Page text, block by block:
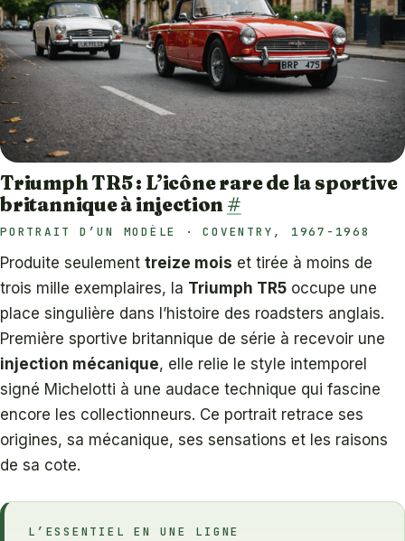
Triumph TR5 : L’icône rare de la sportive
britannique à injection #
PORTRAIT D’UN MODÈLE · COVENTRY, 1967-1968
Produite seulement treize mois et tirée à moins de
trois mille exemplaires, la Triumph TR5 occupe une
place singulière dans l’histoire des roadsters anglais.
Première sportive britannique de série à recevoir une
injection mécanique, elle relie le style intemporel
signé Michelotti à une audace technique qui fascine
encore les collectionneurs. Ce portrait retrace ses
origines, sa mécanique, ses sensations et les raisons
de sa cote.
L’ESSENTIEL EN UNE LIGNE